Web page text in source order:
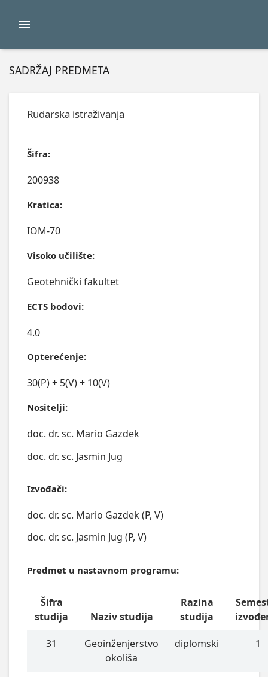
SADRŽAJ PREDMETA
Rudarska istraživanja
Šifra:
200938
Kratica:
IOM-70
Visoko učilište:
Geotehnički fakultet
ECTS bodovi:
4.0
Opterećenje:
30(P) + 5(V) + 10(V)
Nositelji:
doc. dr. sc. Mario Gazdek
doc. dr. sc. Jasmin Jug
Izvođači:
doc. dr. sc. Mario Gazdek (P, V)
doc. dr. sc. Jasmin Jug (P, V)
Predmet u nastavnom programu:
Šifra
studija
Naziv studija
Razina
studija
31
Geoinženjerstvo
okoliša
diplomski 1